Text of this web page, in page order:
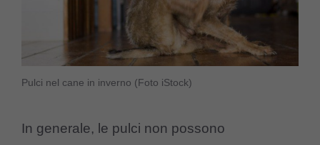
Pulci nel cane in inverno (Foto iStock)
In generale, le pulci non possono